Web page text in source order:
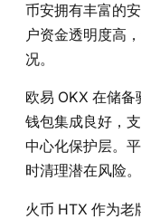
币安拥有丰富的
户资金透明度高
况。
欧易 OKX 在储
钱包集成良好，
中心化保护层。
时清理潜在风险。
火币 HTX 作为老